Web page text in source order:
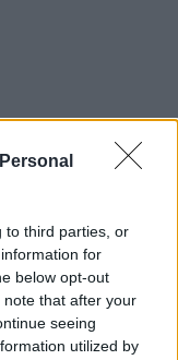
to third parties, or
for
below opt-out
that after your
seeing
utilized by